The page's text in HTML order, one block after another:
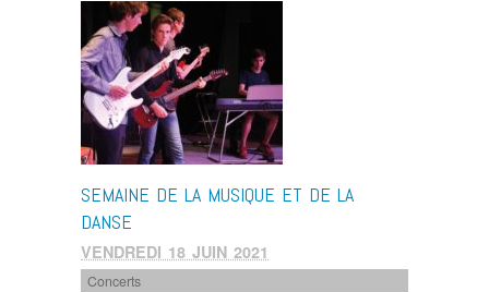
SEMAINE DE LA MUSIQUE ET DE LA
DANSE
VENDREDI 18 JUIN 2021
Concerts